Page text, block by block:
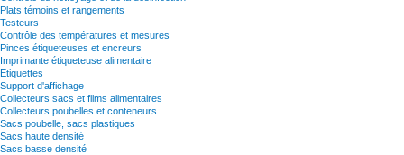
Plats témoins et rangements
Testeurs
Contrôle des températures et mesures
Pinces étiqueteuses et encreurs
Imprimante étiqueteuse alimentaire
Etiquettes
Support d'affichage
Collecteurs sacs et films alimentaires
Collecteurs poubelles et conteneurs
Sacs poubelle, sacs plastiques
Sacs haute densité
Sacs basse densité